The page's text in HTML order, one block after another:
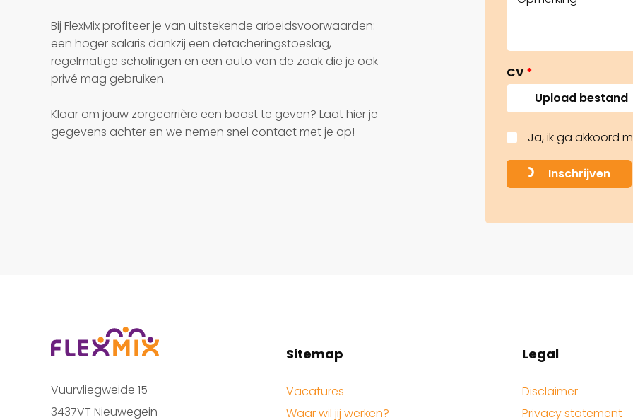
Bij FlexMix profiteer je van uitstekende arbeidsvoorwaarden:
een hoger salaris dankzij een detacherings­toeslag,
regelmatige scholingen en een auto van de zaak die je ook
privé mag gebruiken.
Klaar om jouw zorgcarrière een boost te geven? Laat hier je
gegevens achter en we nemen snel contact met je op!
CV*
Upload bestand
Ja, ik ga akkoord
Inschrijven
Vuurvliegweide 15
3437VT Nieuwegein
Sitemap
Vacatures
Waar wil jij werken?
Legal
Disclaimer
Privacy statement